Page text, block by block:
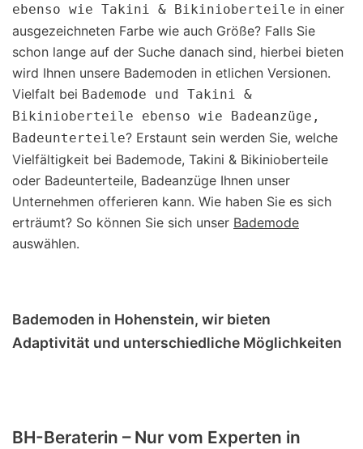
ebenso wie Takini & Bikinioberteile in einer
ausgezeichneten Farbe wie auch Größe? Falls Sie
schon lange auf der Suche danach sind, hierbei bieten
wird Ihnen unsere Bademoden in etlichen Versionen.
Vielfalt bei Bademode und Takini &
Bikinioberteile ebenso wie Badeanzüge,
Badeunterteile? Erstaunt sein werden Sie, welche
Vielfältigkeit bei Bademode, Takini & Bikinioberteile
oder Badeunterteile, Badeanzüge Ihnen unser
Unternehmen offerieren kann. Wie haben Sie es sich
erträumt? So können Sie sich unser Bademode
auswählen.
Bademoden in Hohenstein, wir bieten
Adaptivität und unterschiedliche Möglichkeiten
BH-Beraterin – Nur vom Experten in